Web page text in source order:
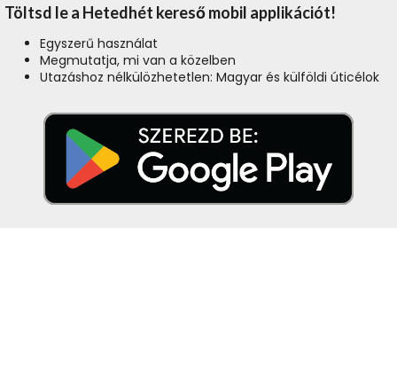
Töltsd le a Hetedhét kereső mobil applikációt!
Egyszerű használat
Megmutatja, mi van a közelben
Utazáshoz nélkülözhetetlen: Magyar és külföldi úticélok